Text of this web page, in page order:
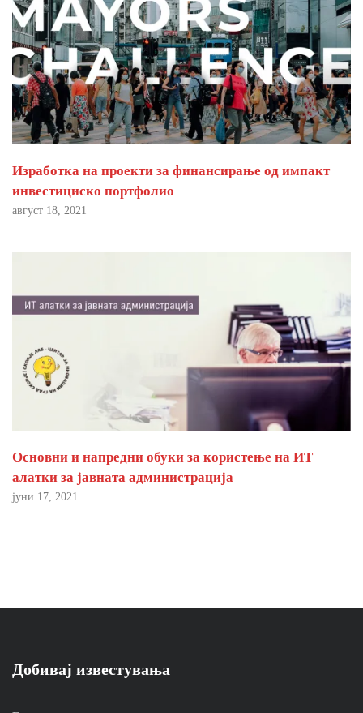
Изработка на проекти за финансирање од импакт
инвестициско портфолио
август 18, 2021
Основни и напредни обуки за користење на ИТ
алатки за јавната администрација
јуни 17, 2021
Добивај известувања